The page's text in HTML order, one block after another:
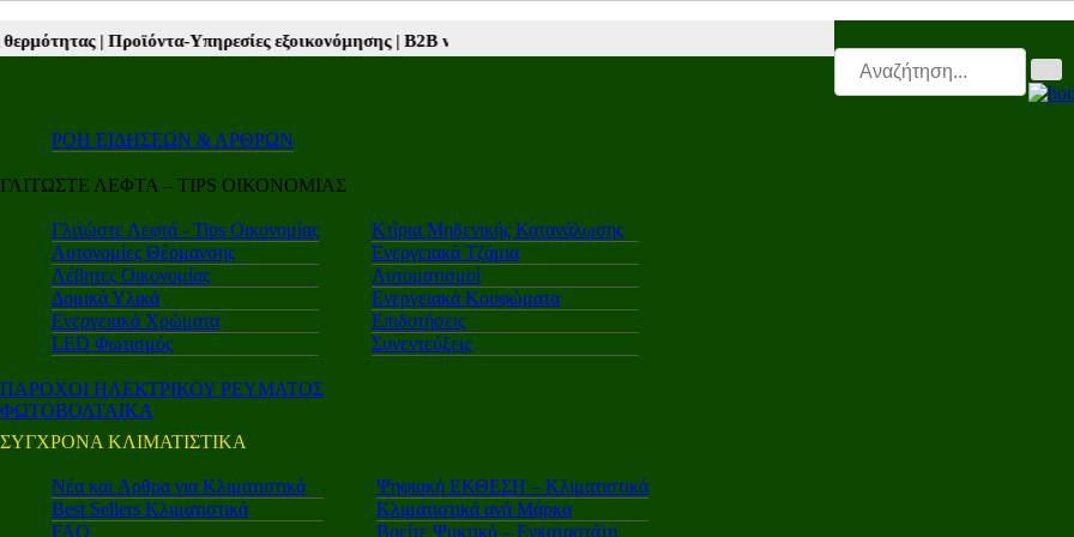
Υπηρεσίες εξοικονόμησης |Β2Β νέα |Autotriti.gr |
ΡΟΗ ΕΙΔΗΣΕΩΝ & ΑΡΘΡΩΝ
ΓΛΙΤΩΣΤΕ ΛΕΦΤΑ – TIPS ΟΙΚΟΝΟΜΙΑΣ
Γλιτώστε Λεφτά - Tips Οικονομίας
Αυτονομίες Θέρμανσης
Λέβητες Οικονομίας
Δομικά Υλικά
Ενεργειακά Χρώματα
LED Φωτισμός
Κτίρια Μηδενικής Κατανάλωσης
Ενεργειακά Τζάμια
Αυτοματισμοί
Ενεργειακά Κουφώματα
Επιδοτήσεις
Συνεντεύξεις
ΠΑΡΟΧΟΙ ΗΛΕΚΤΡΙΚΟΥ ΡΕΥΜΑΤΟΣ
ΦΩΤΟΒΟΛΤΑΙΚΑ
ΣΥΓΧΡΟΝΑ ΚΛΙΜΑΤΙΣΤΙΚΑ
Νέα και Aρθρα για Κλιματιστικά
Best Sellers Κλιματιστικά
FAQ
Ψηφιακή ΕΚΘΕΣΗ – Κλιματιστικά
Κλιματιστικά ανά Μάρκα
Βρείτε Ψυκτικό – Εγκαταστάτη